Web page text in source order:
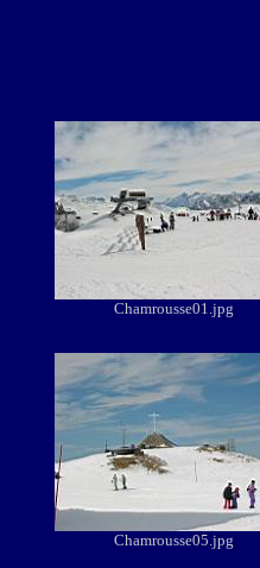
Chamrousse01.jpg
Chamrousse05.jpg